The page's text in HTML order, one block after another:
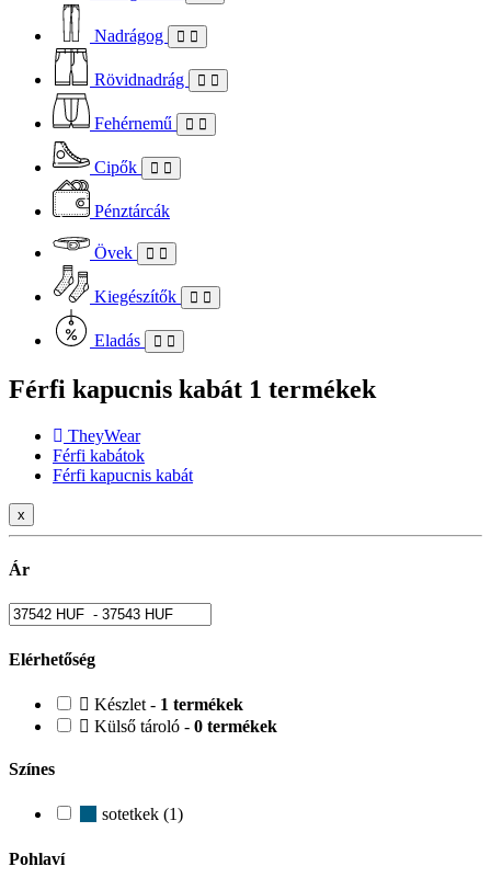
Nadrágog
Rövidnadrág
Fehérnemű
Cipők
Pénztárcák
Övek
Kiegészítők
Eladás
Férfi kapucnis kabát 1 termékek
TheyWear
Férfi kabátok
Férfi kapucnis kabát
x
Ár
Elérhetőség
Készlet - 1 termékek
Külső tároló - 0 termékek
Színes
sotetkek (1)
Pohlaví